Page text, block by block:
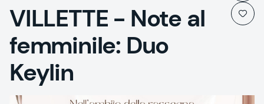
VILLETTE - Note al
femminile: Duo
Keylin